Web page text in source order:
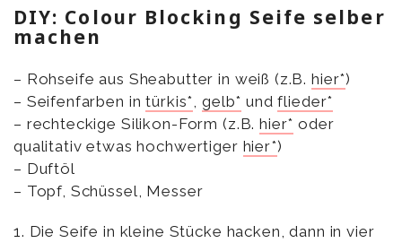
DIY: Colour Blocking Seife selber
machen
– Rohseife aus Sheabutter in weiß (z.B.hier*)
– Seifenfarben intürkis* gelb* undflieder*
– rechteckige Silikon-Form (z.B.hier* oder
qualitativ etwas hochwertiger hier*)
– Duftöl
– Topf, Schüssel, Messer
1. Die Seife in kleine Stücke hacken, dann in vier